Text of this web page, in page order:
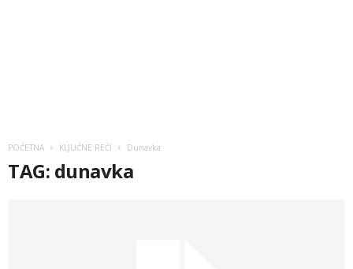
POČETNA KLJUČNE REČI Dunavka
TAG: dunavka